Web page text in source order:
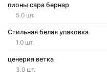
пионы сара бернар
5.0 шт.
Стильная белая упаковка
1.0 шт.
ценерия ветка
3.0 шт.